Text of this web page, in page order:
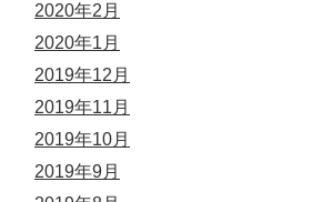
2020年2月
2020年1月
2019年12月
2019年11月
2019年10月
2019年9月